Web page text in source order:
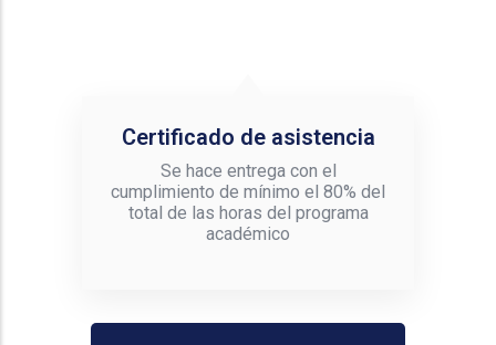
Certificado de asistencia
Se hace entrega con el
cumplimiento de mínimo el 80% del
total de las horas del programa
académico